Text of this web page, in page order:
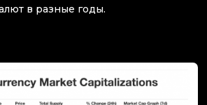
в разные годы.